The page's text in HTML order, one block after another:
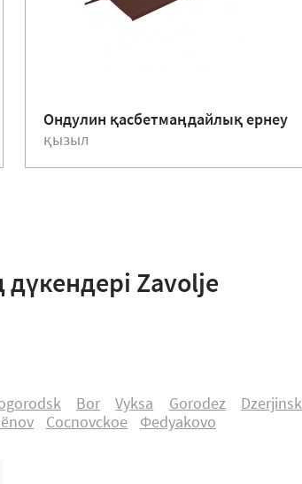
Ондулин қасбетмаңдайлық ернеу
қызыл
Zavоlje
Bоr Vyksa Gоrоdez Dzerjinsk
Cоcnоvckоe Фedyakоvо